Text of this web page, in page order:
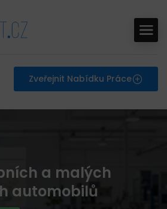
Zveřejnit Nabídku Práce
a malých
automobilů